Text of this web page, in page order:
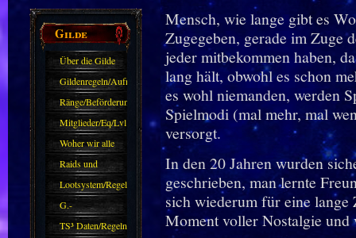
Gilde
Über die Gilde
(DAW)
Gildenregeln/Aufnahme
Ränge/Beförderungen
Mitglieder/Eq/Lvl
Woher wir alle
kommen.
Raids und
Zubehör
Lootsystem/Regeln
G.-
Sparkasse/Goldleihen
TS³ Daten/Regeln
Mensch, wie lange gibt es
Zugegeben, gerade im Zuge
jeder mitbekommen haben,
lang hält, obwohl es schon
es wohl niemanden, werden
Spielmodi (mal mehr, mal
versorgt.
In den 20 Jahren wurden
geschrieben, man lernte
sich wiederum für eine
Moment voller Nostalgie und